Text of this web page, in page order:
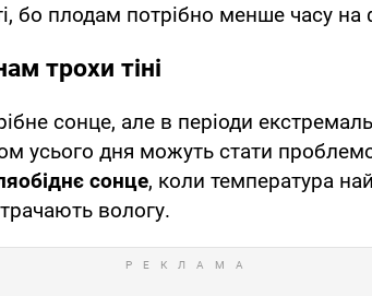
бо плодам потрібно менше часу
трохи тіні
сонце, але в періоди
усього дня можуть стати
сонце, коли температура
вологу.